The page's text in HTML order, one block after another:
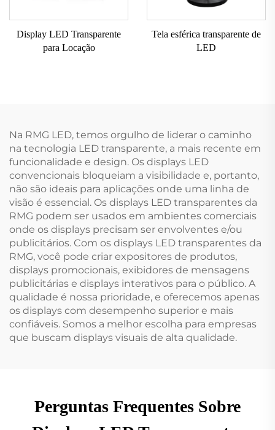
Display LED Transparente
para Locação
Tela esférica transparente de
LED
Na RMG LED, temos orgulho de liderar o caminho
na tecnologia LED transparente, a mais recente em
funcionalidade e design. Os displays LED
convencionais bloqueiam a visibilidade e, portanto,
não são ideais para aplicações onde uma linha de
visão é essencial. Os displays LED transparentes da
RMG podem ser usados em ambientes comerciais
onde os displays precisam ser envolventes e/ou
publicitários. Com os displays LED transparentes da
RMG, você pode criar expositores de produtos,
displays promocionais, exibidores de mensagens
publicitárias e displays interativos para o público. A
qualidade é nossa prioridade, e oferecemos apenas
os displays com desempenho superior e mais
confiáveis. Somos a melhor escolha para empresas
que buscam displays visuais de alta qualidade.
Perguntas Frequentes Sobre